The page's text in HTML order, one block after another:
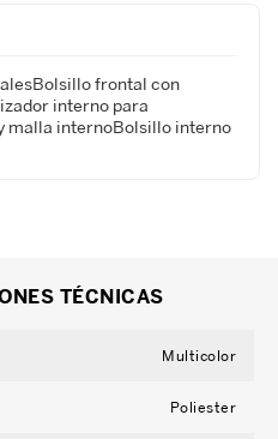
frontal con
interno para
malla internoBolsillo interno
TÉCNICAS
Multicolor
Poliester